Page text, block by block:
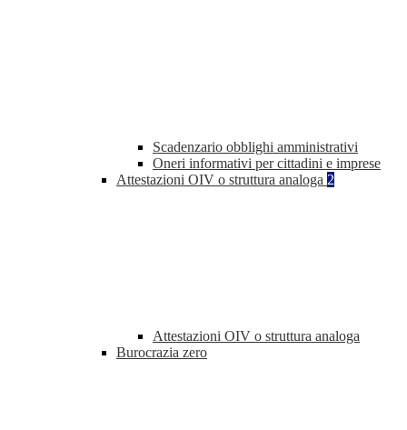
Scadenzario obblighi amministrativi
Oneri informativi per cittadini e imprese
Attestazioni OIV o struttura analoga 2
Attestazioni OIV o struttura analoga
Burocrazia zero